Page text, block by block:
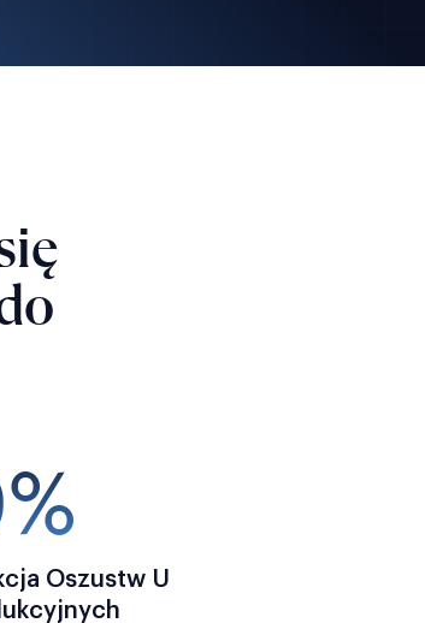
Oszustw U